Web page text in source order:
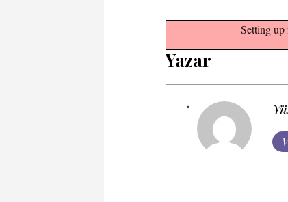
Setting
Yazar